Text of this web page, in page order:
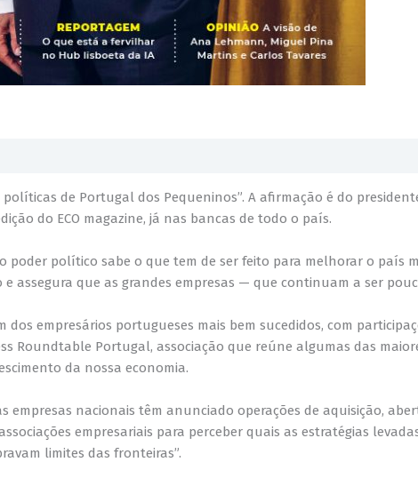
de Portugal dos Pequeninos”. A afirmação é do
do ECO magazine, já nas bancas de todo o país.
poder político sabe o que tem de ser feito para melhorar o país
e assegura que as grandes empresas — que continuam a ser
dos empresários portugueses mais bem sucedidos, com
Roundtable Portugal, associação que reúne algumas das
da nossa economia.
empresas nacionais têm anunciado operações de aquisição,
empresariais para perceber quais as estratégias
limites das fronteiras”.